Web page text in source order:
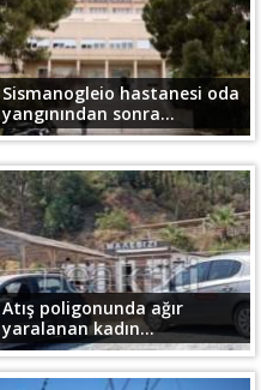
Sismanogleio hastanesi oda
yangınından sonra...
Atış poligonunda ağır
yaralanan kadın...